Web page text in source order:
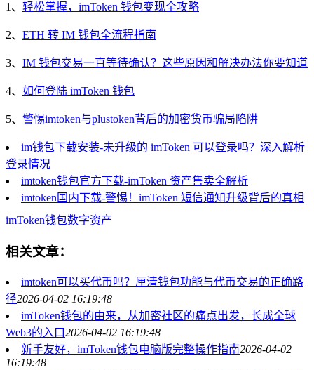
1、 轻松掌握，imToken 钱包变现全攻略
2、 ETH 转 IM 钱包全流程指南
3、 IM 钱包交易一直等待确认？这些原因和解决办法你要知道
4、 如何登陆 imToken 钱包
5、 警惕imtoken与plustoken背后的加密货币骗局陷阱
im钱包下载安装-未升级的 imToken 可以登录吗？深入解析
登录情况
imtoken钱包官方下载-imToken 资产售卖全解析
imtoken国内下载-警惕！imToken 短信通知升级背后的真相
imToken钱包数字资产
相关文章：
imtoken可以买代币吗？厘清钱包功能与代币交易的正确路
径2026-04-02 16:19:48
imToken钱包的由来，从加密社区的痛点出发，长成全球
Web3的入口2026-04-02 16:19:48
新手友好，imToken钱包电脑版完整操作指南2026-04-02
16:19:48